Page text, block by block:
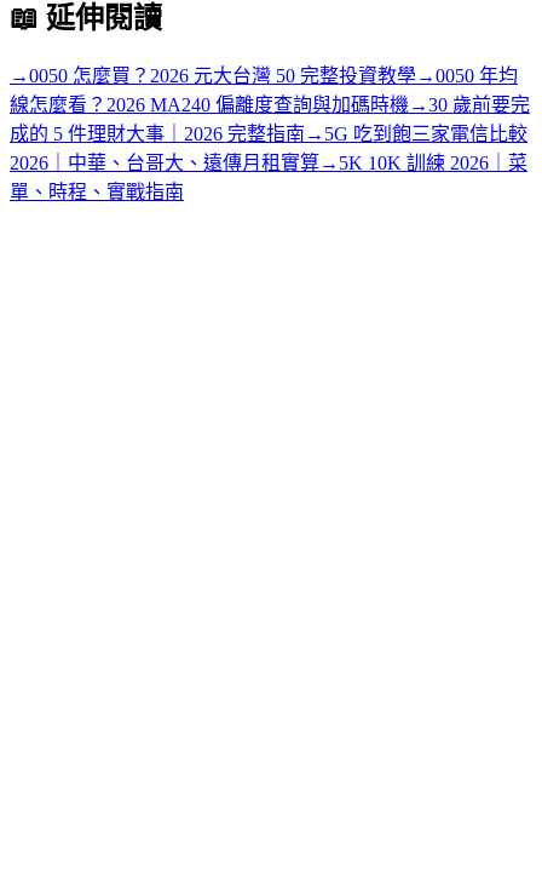
📖 延伸閱讀
→0050 怎麼買？2026 元大台灣 50 完整投資教學→0050 年均
線怎麼看？2026 MA240 偏離度查詢與加碼時機→30 歲前要完
成的 5 件理財大事｜2026 完整指南 → 5G 吃到飽三家電信比較
2026｜中華、台哥大、遠傳月租實算→ 5K 10K 訓練 2026｜菜
單、時程、實戰指南